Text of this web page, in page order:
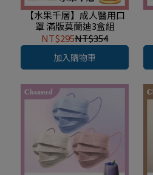
【水果千層】成人醫用口
罩 滿版莫蘭迪3盒組
NT$295NT$354
加入購物車